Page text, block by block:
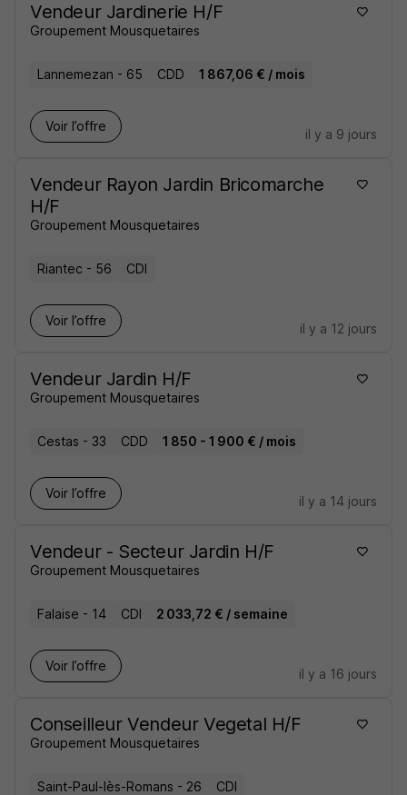
Vendeur Jardinerie H/F
Groupement Mousquetaires
Lannemezan - 65 CDD 1 867,06 € / mois
Voir l’offre
il y a 9 jours
Vendeur Rayon Jardin Bricomarche
H/F
Groupement Mousquetaires
Riantec - 56 CDI
Voir l’offre
il y a 12 jours
Vendeur Jardin H/F
Groupement Mousquetaires
Cestas - 33 CDD 1 850 - 1 900 € / mois
Voir l’offre
il y a 14 jours
Vendeur - Secteur Jardin H/F
Groupement Mousquetaires
Falaise - 14 CDI 2 033,72 € / semaine
Voir l’offre
il y a 16 jours
Conseilleur Vendeur Vegetal H/F
Groupement Mousquetaires
Saint-Paul-lès-Romans - 26 CDI